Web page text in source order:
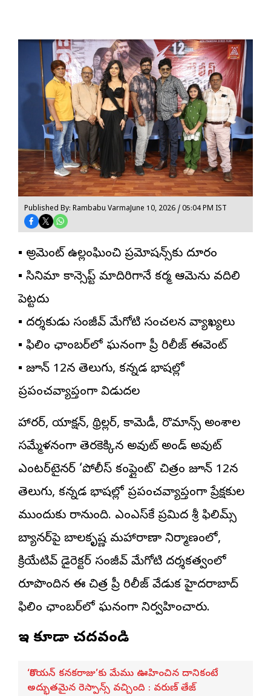
Published By: Rambabu VarmaJune 10, 2026 / 05:04 PM IST
▪️ అగ్రిమెంట్ ఉల్లంఘించి ప్రమోషన్స్‌కు దూరం
▪️ సినిమా కాన్సెప్ట్ మాదిరిగానే కర్మ ఆమెను వదిలి
పెట్టదు
▪️ దర్శకుడు సంజీవ్ మేగోటి సంచలన వ్యాఖ్యలు
▪️ ఫిలిం ఛాంబర్‌లో ఘనంగా ప్రీ రిలీజ్ ఈవెంట్
▪️ జూన్ 12న తెలుగు, కన్నడ భాషల్లో
ప్రపంచవ్యాప్తంగా విడుదల
హారర్, యాక్షన్, థ్రిల్లర్, కామెడీ, రొమాన్స్ అంశాల
సమ్మేళనంగా తెరకెక్కిన అవుట్ అండ్ అవుట్
ఎంటర్‌టైనర్ ‘పోలీస్ కంప్లైంట్’ చిత్రం జూన్ 12న
తెలుగు, కన్నడ భాషల్లో ప్రపంచవ్యాప్తంగా ప్రేక్షకుల
ముందుకు రానుంది. ఎంఎస్‌కే ప్రమిద శ్రీ ఫిలిమ్స్
బ్యానర్‌పై బాలకృష్ణ మహారాణా నిర్మాణంలో,
క్రియేటివ్ డైరెక్టర్ సంజీవ్ మేగోటి దర్శకత్వంలో
రూపొందిన ఈ చిత్ర ప్రీ రిలీజ్ వేడుక హైదరాబాద్
ఫిలిం ఛాంబర్‌లో ఘనంగా నిర్వహించారు.
ఇవి కూడా చదవండి
‘కొరియన్ కనకరాజు’కు మేము ఊహించిన దానికంటే
అద్భుతమైన రెస్పాన్స్ వచ్చింది : వరుణ్ తేజ్